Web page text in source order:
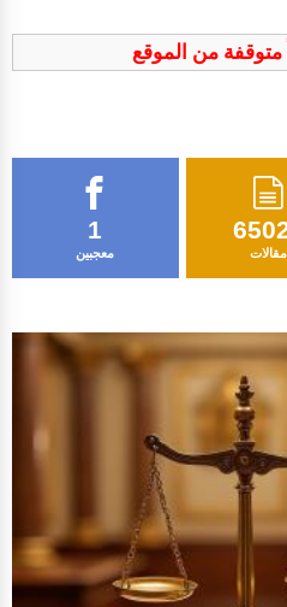
متوقفة من الموقع
1
معجبين مقالات